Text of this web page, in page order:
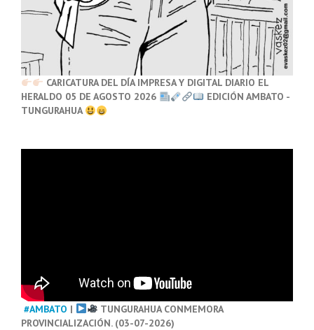
CARICATURA DEL DÍA IMPRESA Y DIGITAL DIARIO EL
HERALDO 05 DE AGOSTO 2026
EDICIÓN AMBATO -
TUNGURAHUA
#AMBATO |
TUNGURAHUA CONMEMORA
PROVINCIALIZACIÓN. (03-07-2026)